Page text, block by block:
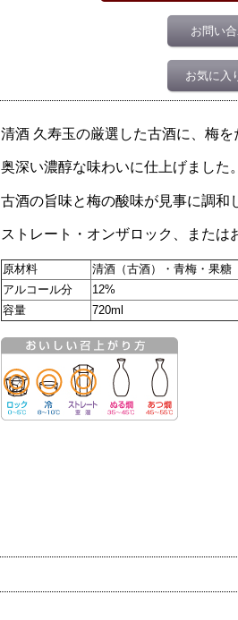
お問い
お気に入
清酒 久寿玉の厳選した古酒に、梅
奥深い濃醇な味わいに仕上げました
古酒の旨味と梅の酸味が見事に調和
ストレート・オンザロック、また
原材料
清酒（古酒）・青梅・果糖
アルコール分
12%
容量
720ml